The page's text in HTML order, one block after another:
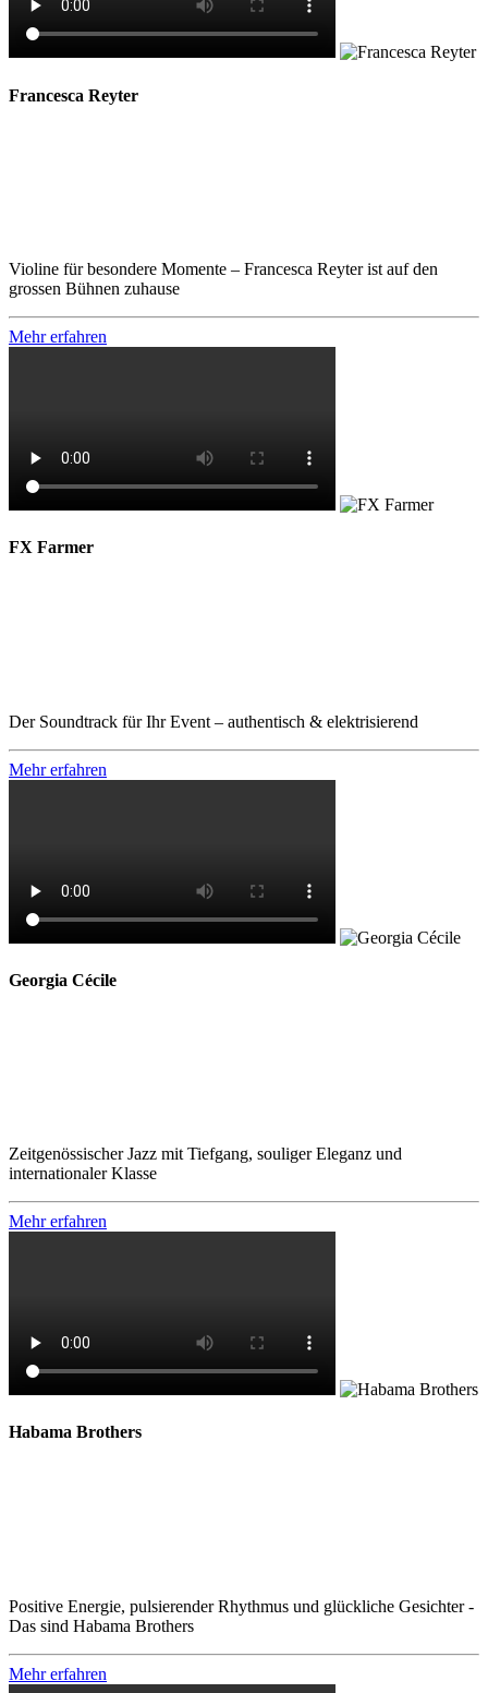
Francesca Reyter
Violine für besondere Momente – Francesca Reyter ist auf den
grossen Bühnen zuhause
Mehr erfahren
FX Farmer
Der Soundtrack für Ihr Event – authentisch & elektrisierend
Mehr erfahren
Georgia Cécile
Zeitgenössischer Jazz mit Tiefgang, souliger Eleganz und
internationaler Klasse
Mehr erfahren
Habama Brothers
Positive Energie, pulsierender Rhythmus und glückliche Gesichter -
Das sind Habama Brothers
Mehr erfahren